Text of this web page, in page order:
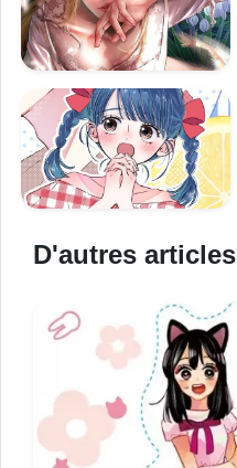
D'autres articles